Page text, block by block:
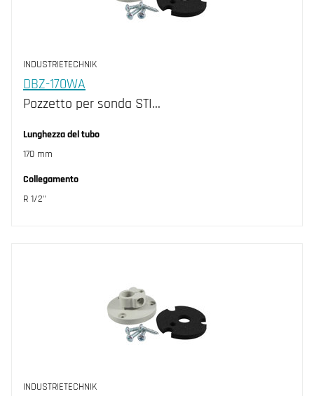
INDUSTRIETECHNIK
DBZ-170WA
Pozzetto per sonda STI…
Lunghezza del tubo
170 mm
Collegamento
R 1/2"
INDUSTRIETECHNIK